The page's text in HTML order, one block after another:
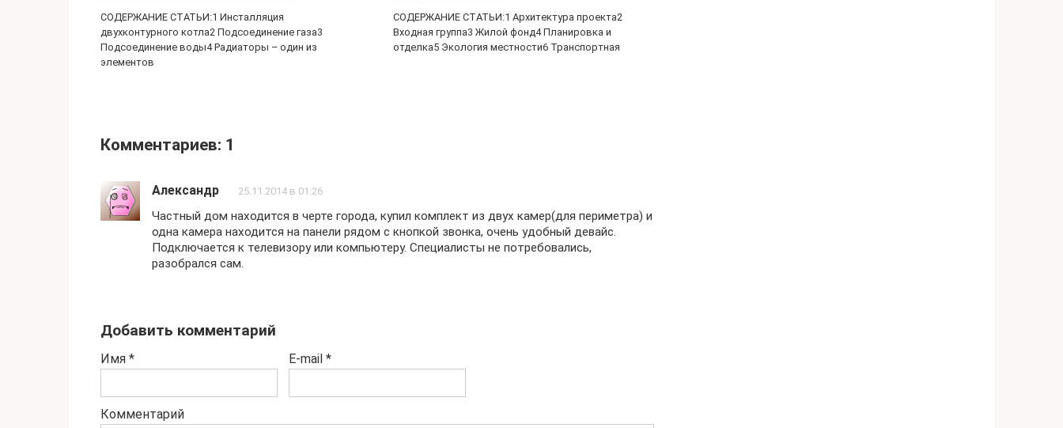
СОДЕРЖАНИЕ СТАТЬИ:1 Инсталляция
двухконтурного котла2 Подсоединение газа3
Подсоединение воды4 Радиаторы – один из
элементов
СОДЕРЖАНИЕ СТАТЬИ:1 Архитектура проекта2
Входная группа3 Жилой фонд4 Планировка и
отделка5 Экология местности6 Транспортная
Комментариев: 1
Александр 25.11.2014 в 01:26
Частный дом находится в черте города, купил комплект из двух камер(для периметра) и
одна камера находится на панели рядом с кнопкой звонка, очень удобный девайс.
Подключается к телевизору или компьютеру. Специалисты не потребовались,
разобрался сам.
Добавить комментарий
Имя * E-mail *
Комментарий